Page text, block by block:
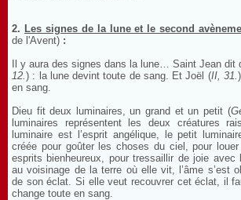
2. Les signes de la lune et le second
de l'Avent) :
Il y aura des signes dans la lune… Saint Jean dit
12.) : la lune devint toute de sang. Et Joël (II, 31.
en sang.
Dieu fit deux luminaires, un grand et un petit (
luminaires représentent les deux créatures
luminaire est l’esprit angélique, le petit
créée pour goûter les choses du ciel, pour
esprits bienheureux, pour tressaillir de joie
au voisinage de la terre où elle vit, l’âme s’est
de son éclat. Si elle veut recouvrer cet éclat, il
change toute en sang.